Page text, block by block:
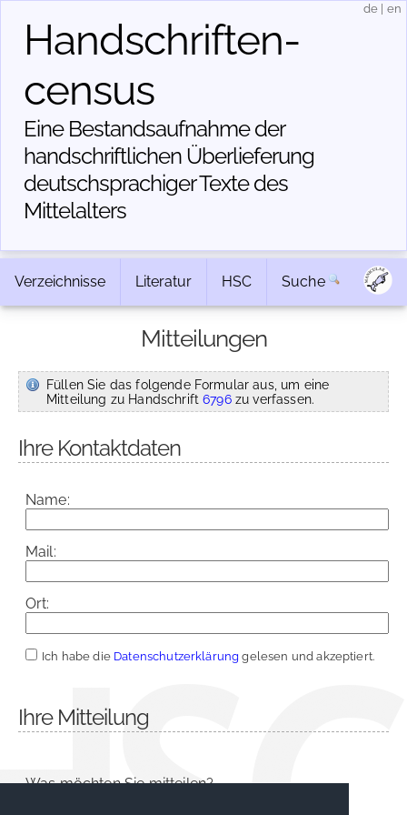
Handschriften­
census
Eine Bestandsaufnahme der
handschriftlichen Über­lieferung
deutschsprachiger Texte des
Mittelalters
de en
Verzeichnisse Literatur HSC Suche
Mitteilungen
Füllen Sie das folgende Formular aus, um eine
Mitteilung zu Handschrift6796zu verfassen.
Ihre Kontaktdaten
Name:
Mail:
Ort:
Ich habe die Datenschutzerklärung gelesen und akzeptiert.
Ihre Mitteilung
Was möchten Sie mitteilen?